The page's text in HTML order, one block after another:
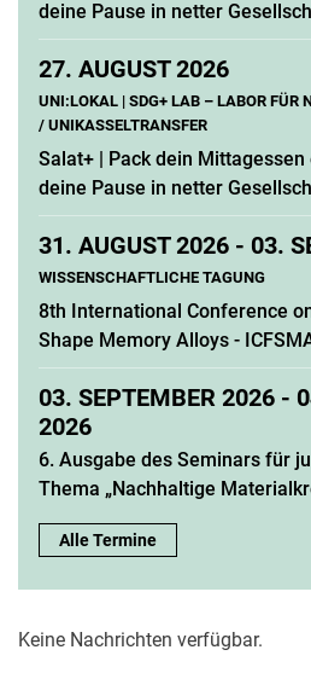
deine Pause in netter
27. AUGUST 2026
UNI:LOKAL | SDG+ LAB – LABOR FÜR
/ UNIKASSELTRANSFER
Salat+ | Pack dein
deine Pause in netter
31. AUGUST 2026 - 03.
WISSENSCHAFTLICHE TAGUNG
8th International Conference
Shape Memory Alloys -
03. SEPTEMBER 2026 -
2026
6. Ausgabe des Seminars für
Thema „Nachhaltige
Alle Termine
Keine Nachrichten verfügbar.